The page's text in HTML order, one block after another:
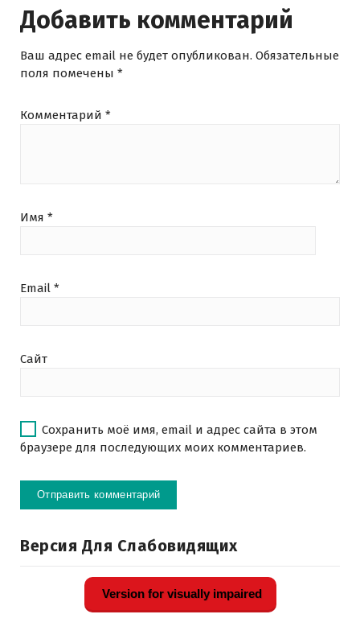
Добавить комментарий
Ваш адрес email не будет опубликован. Обязательные
поля помечены *
Комментарий *
Имя *
Email *
Сайт
Сохранить моё имя, email и адрес сайта в этом
браузере для последующих моих комментариев.
Версия Для Слабовидящих
Version for visually impaired